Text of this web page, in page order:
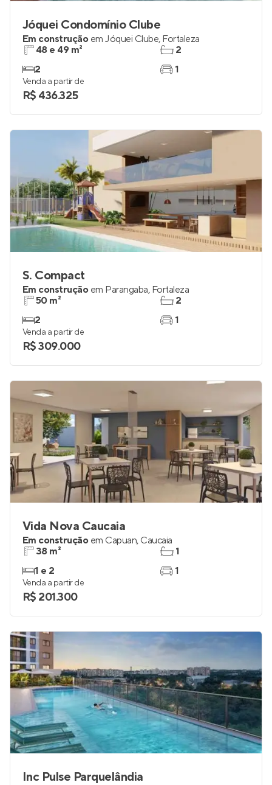
Jóquei Condomínio Clube
Em construção em Jóquei Clube, Fortaleza
48 e 49 m²
2
2
1
Venda a partir de
R$ 436.325
S. Compact
Em construção em Parangaba, Fortaleza
50 m²
2
2
1
Venda a partir de
R$ 309.000
Vida Nova Caucaia
Em construção em Capuan, Caucaia
38 m²
1 e 2
1
1
Venda a partir de
R$ 201.300
Inc Pulse Parquelândia